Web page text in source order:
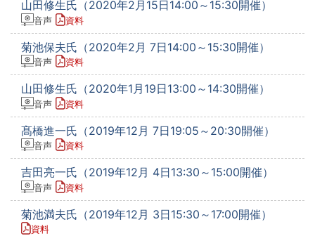
山田修生氏（2020年2月15日14:00～15:30開催）
音声 資料
菊池保夫氏（2020年2月 7日14:00～15:30開催）
音声 資料
山田修生氏（2020年1月19日13:00～14:30開催）
音声 資料
髙橋進一氏（2019年12月 7日19:05～20:30開催）
音声 資料
吉田亮一氏（2019年12月 4日13:30～15:00開催）
音声 資料
菊池満夫氏（2019年12月 3日15:30～17:00開催）
資料